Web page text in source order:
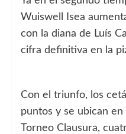
Wuiswell Isea
con la diana de Luís
cifra definitiva en la
Con el triunfo, los
puntos y se ubican
Torneo Clausura,